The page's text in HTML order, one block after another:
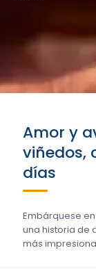
Amor y
viñedos,
días
Embárquese
una historia de
más